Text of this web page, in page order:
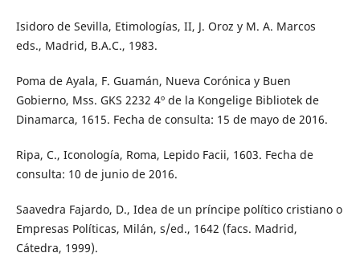
Isidoro de Sevilla, Etimologías, II, J. Oroz y M. A. Marcos
eds., Madrid, B.A.C., 1983.
Poma de Ayala, F. Guamán, Nueva Corónica y Buen
Gobierno, Mss. GKS 2232 4º de la Kongelige Bibliotek de
Dinamarca, 1615. Fecha de consulta: 15 de mayo de 2016.
Ripa, C., Iconología, Roma, Lepido Facii, 1603. Fecha de
consulta: 10 de junio de 2016.
Saavedra Fajardo, D., Idea de un príncipe político cristiano o
Empresas Políticas, Milán, s/ed., 1642 (facs. Madrid,
Cátedra, 1999).